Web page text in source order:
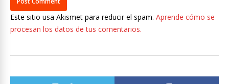
Este sitio usa Akismet para reducir el spam. Aprende cómo se
procesan los datos de tus comentarios.